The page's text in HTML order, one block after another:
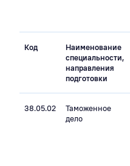
Код
Наименование
специальности,
направления
подготовки
38.05.02
Таможенное
дело